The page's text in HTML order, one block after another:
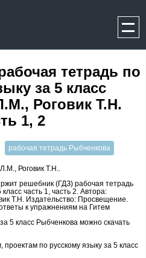
тетрадь по
за 5 класс
Роговик Т.Н.
1, 2
рабочая тетрадь Рыбченкова
Роговик Т.Н..
решебник (ГДЗ) рабочая тетрадь
часть 1, часть 2. Автора:
Т.Н. Издательство: Просвещение.
к упражнениям на Гитем
5 класс Рыбченкова можно скачать
проектам по русскому языку за 5 класс